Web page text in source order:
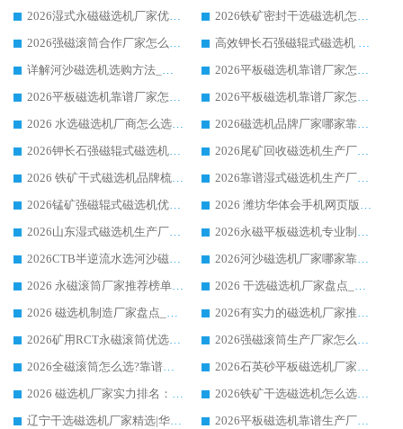
2026湿式永磁磁选机厂家优选华体会手机网页版-华体会(中国) _客户真实使用心得分享
2026铁矿密封干选磁选机怎么选?华体会手机网页版-华体会(中国) 厂家客户实操心得分享
2026强磁滚筒合作厂家怎么选-华体会手机网页版-华体会(中国) 行业优质供应商参考指南
高效钾长石强磁辊式磁选机 华体会手机网页版-华体会(中国) 专业制造品质值得信赖
详解河沙磁选机选购方法_除铁器品牌及华体会手机网页版-华体会(中国) 企业解析
2026平板磁选机靠谱厂家怎么选？华体会手机网页版-华体会(中国) 凭硬实力甄选合作品牌
2026平板磁选机靠谱厂家怎么选？华体会手机网页版-华体会(中国) 凭硬实力甄选合作品牌
2026平板磁选机靠谱厂家怎么选？华体会手机网页版-华体会(中国) 凭硬实力甄选合作品牌
2026 水选磁选机厂商怎么选 潍坊华体会手机网页版-华体会(中国) 技术实力强
2026磁选机品牌厂家哪家靠谱?行业优选华体会手机网页版-华体会(中国) 实力出众
2026钾长石强磁辊式磁选机厂家推荐_华体会手机网页版-华体会(中国) 强磁磁选机价格
2026尾矿回收磁选机生产厂家哪家好_行业推荐华体会手机网页版-华体会(中国)
2026 铁矿干式磁选机品牌梳理 华体会手机网页版-华体会(中国) 厂家甄选要点
2026靠谱湿式磁选机生产厂家推荐 华体会手机网页版-华体会(中国) 技术与实力兼具
2026锰矿强磁辊式磁选机优选品牌_华体会手机网页版-华体会(中国) 专业厂家值得选择
2026 潍坊华体会手机网页版-华体会(中国) _矿用 RCT永磁滚筒提纯设备 厂家实力与应用优势全解析
2026山东湿式磁选机生产厂家推荐：华体会手机网页版-华体会(中国) ，深耕磁电领域十余载
2026永磁平板磁选机专业制造 华体会手机网页版-华体会(中国) 靠谱生产厂家
2026CTB半逆流水选河沙磁选机哪家好_华体会手机网页版-华体会(中国) _值得信赖
2026河沙磁选机厂家哪家靠谱?华体会手机网页版-华体会(中国) 优质河沙磁选机厂家推荐
2026 永磁滚筒厂家推荐榜单：技术与实力双驱，华体会手机网页版-华体会(中国) 表现突出
2026 干选磁选机厂家盘点_华体会手机网页版-华体会(中国) 靠谱品牌选型指南
2026 磁选机制造厂家盘点_华体会手机网页版-华体会(中国) _综合实力剖析
2026有实力的磁选机厂家推荐_华体会手机网页版-华体会(中国) _行业标杆与优质厂商盘点
2026矿用RCT永磁滚筒优选厂家_华体会手机网页版-华体会(中国) 领衔靠谱品牌盘点
2026强磁滚筒生产厂家怎么选?行业口碑推荐华体会手机网页版-华体会(中国)
2026全磁滚筒怎么选?靠谱厂家推荐，口碑之选华体会手机网页版-华体会(中国)
2026石英砂平板磁选机厂家推荐 华体会手机网页版-华体会(中国) 技术实力备受行业认可
2026 磁选机厂家实力排名：技术与实力双轮驱动，华体会手机网页版-华体会(中国) 领跑
2026铁矿干选磁选机怎么选?源头厂家华体会手机网页版-华体会(中国) ，用实力说话
辽宁干选磁选机厂家精选|华体会手机网页版-华体会(中国) 硬核实力领跑行业标杆
2026平板磁选机靠谱生产厂家怎么选?行业标杆华体会手机网页版-华体会(中国) ，凭硬实力脱颖而出